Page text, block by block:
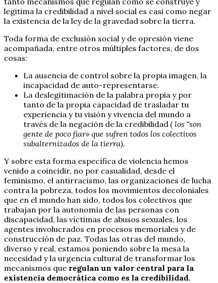
legitima la credibilidad a nivel social es casi como negar
la existencia de la ley de la gravedad sobre la tierra.
Toda forma de exclusión social y de opresión viene
acompañada, entre otros múltiples factores, de dos
cosas:
La ausencia de control sobre la propia imagen, la
incapacidad de auto-representarse.
La deslegitimación de la palabra propia y por
tanto de la propia capacidad de trasladar tu
experiencia y tu visión y vivencia del mundo a
través de la negación de la credibilidad ( los “son
gente de poco fiar» que sufren todos los colectivos
subalternizados de la tierra).
Y sobre esta forma específica de violencia hemos
venido a coincidir, no por casualidad, desde el
feminismo, el antirracismo, las organizaciones de lucha
contra la pobreza, todos los movimientos decoloniales
que en el mundo han sido, todos los colectivos que
trabajan por la autonomía de las personas con
discapacidad, las víctimas de abusos sexuales, los
agentes involucrados en procesos memoriales y de
construcción de paz. Todas las otras del mundo,
diverso y real, estamos poniendo sobre la mesa la
necesidad y la urgencia cultural de transformar los
mecanismos que regulan un valor central para la
existencia democrática como es la credibilidad.